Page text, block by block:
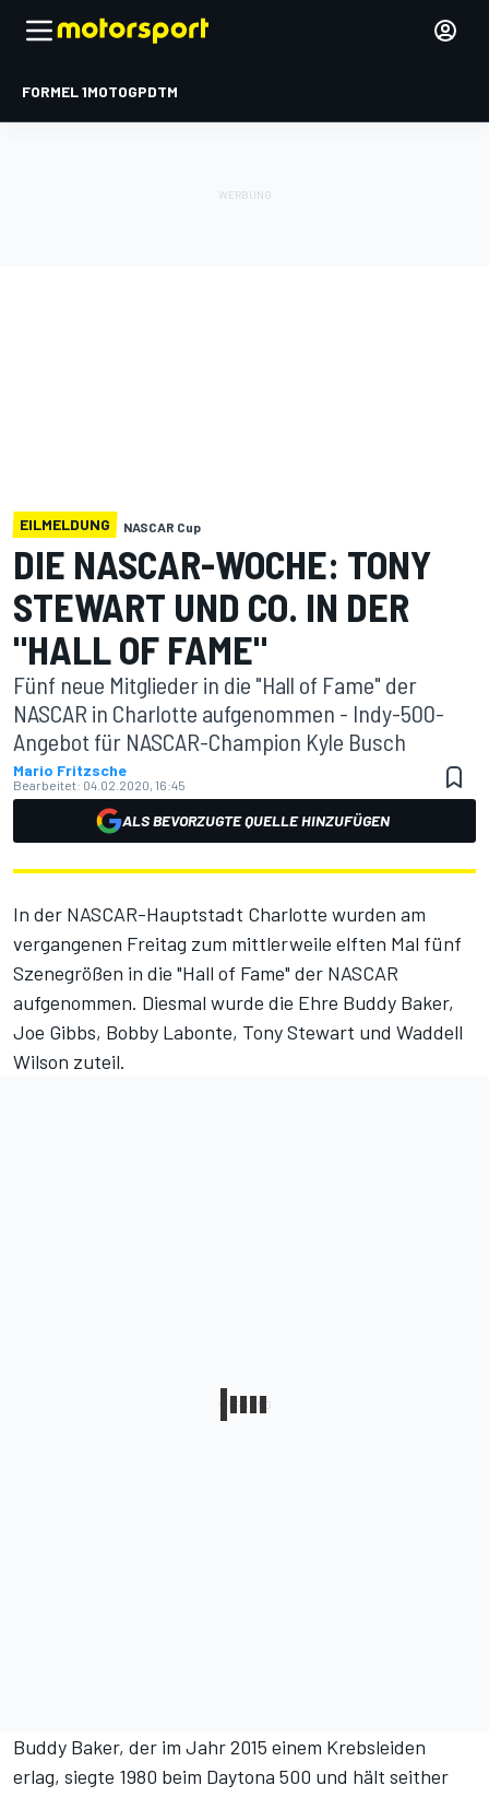
FORMEL 1MOTOGPDTM
EILMELDUNG NASCAR Cup
DIE NASCAR-WOCHE: TONY
STEWART UND CO. IN DER
"HALL OF FAME"
Fünf neue Mitglieder in die "Hall of Fame" der
NASCAR in Charlotte aufgenommen - Indy-500-
Angebot für NASCAR-Champion Kyle Busch
Mario Fritzsche
Bearbeitet: 04.02.2020, 16:45
ALS BEVORZUGTE QUELLE HINZUFÜGEN
In der NASCAR-Hauptstadt Charlotte wurden am
vergangenen Freitag zum mittlerweile elften Mal fünf
Szenegrößen in die "Hall of Fame" der NASCAR
aufgenommen. Diesmal wurde die Ehre Buddy Baker,
Joe Gibbs, Bobby Labonte, Tony Stewart und Waddell
Wilson zuteil.
Buddy Baker, der im Jahr 2015 einem Krebsleiden
erlag, siegte 1980 beim Daytona 500 und hält seither